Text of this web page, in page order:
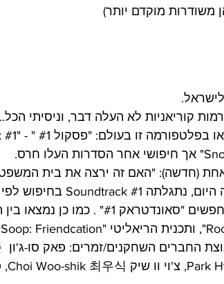
משודרות מוקדם יותר)
קוריאניות לא העלה דבר, וניסיתי
בפלטפורמה זו בעולם: "פסקול #1
" - "Soundtrack
#1
#1
בחיפוש
"סאונדטראק #1" . כמו כן נמצאו בין